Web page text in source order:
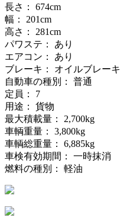
長さ： 674cm
幅： 201cm
高さ： 281cm
パワステ： あり
エアコン： あり
ブレーキ： オイルブレーキ
自動車の種別： 普通
定員： 7
用途： 貨物
最大積載量： 2,700kg
車輌重量： 3,800kg
車輌総重量： 6,885kg
車検有効期間： 一時抹消
燃料の種別： 軽油